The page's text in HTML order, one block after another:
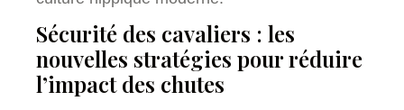
Sécurité des cavaliers : les
nouvelles stratégies pour réduire
l’impact des chutes